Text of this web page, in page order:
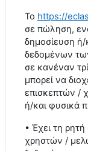
Το https://
σε πώληση,
δημοσίευση
δεδομένων
σε κανέναν
μπορεί να
επισκεπτών /
ή/και φυσικά
• Έχει τη
χρηστών /